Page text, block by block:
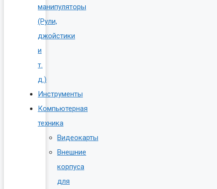
манипуляторы
(Рули,
джойстики
и
т.
д.)
Инструменты
Компьютерная
техника
Видеокарты
Внешние
корпуса
для